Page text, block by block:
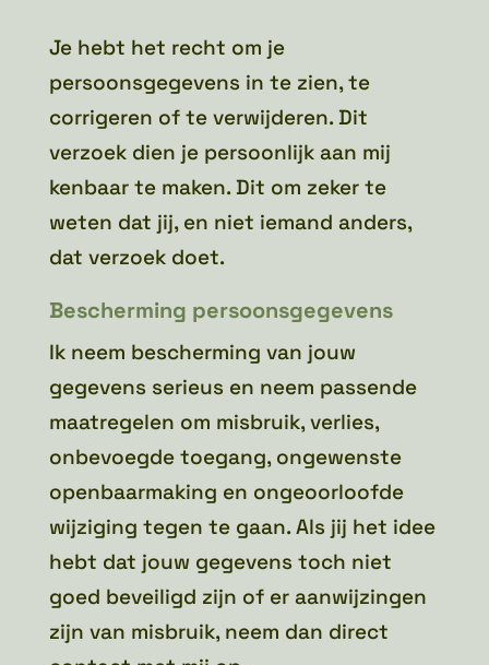
Je hebt het recht om je
persoonsgegevens in te zien, te
corrigeren of te verwijderen. Dit
verzoek dien je persoonlijk aan mij
kenbaar te maken. Dit om zeker te
weten dat jij, en niet iemand anders,
dat verzoek doet.
Bescherming persoonsgegevens
Ik neem bescherming van jouw
gegevens serieus en neem passende
maatregelen om misbruik, verlies,
onbevoegde toegang, ongewenste
openbaarmaking en ongeoorloofde
wijziging tegen te gaan. Als jij het idee
hebt dat jouw gegevens toch niet
goed beveiligd zijn of er aanwijzingen
zijn van misbruik, neem dan direct